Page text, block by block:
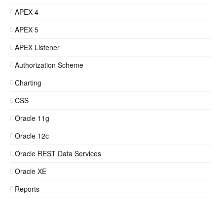
APEX 4
APEX 5
APEX Listener
Authorization Scheme
Charting
CSS
Oracle 11g
Oracle 12c
Oracle REST Data Services
Oracle XE
Reports